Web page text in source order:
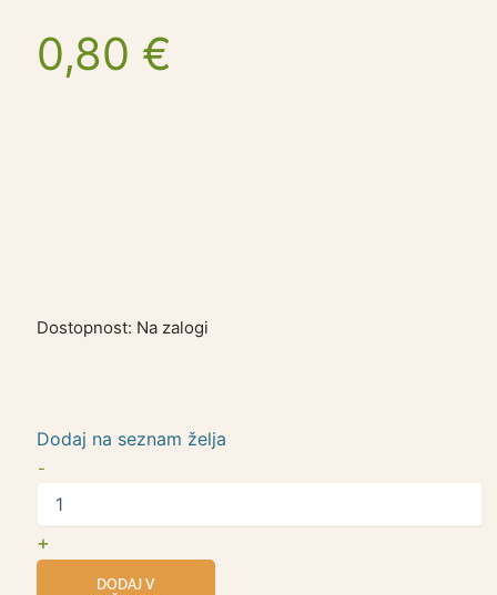
0,80 €
Dostopnost: Na zalogi
Dodaj na seznam želja
-
+
DODAJ V